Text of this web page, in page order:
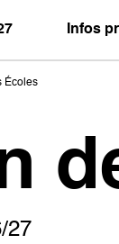
Infos
Écoles
27